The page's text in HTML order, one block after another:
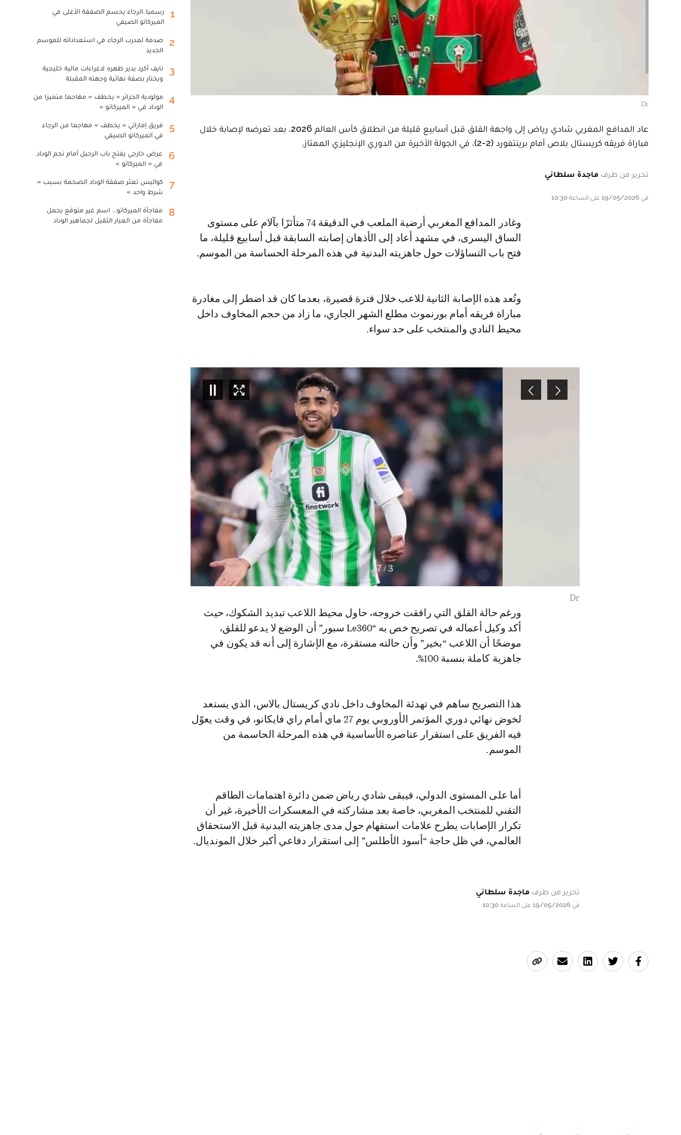
Dr
عاد المدافع المغربي شادي رياض إلى واجهة القلق قبل أسابيع قليلة من انطلاق كأس العالم 2026، بعد تعرضه لإصابة خلال
مباراة فريقه كريستال بلاص أمام برينتفورد (2-2)، في الجولة الأخيرة من الدوري الإنجليزي الممتاز.
تحرير من طرف ماجدة سلطاني
في 19/05/2026 على الساعة 10:30
وغادر المدافع المغربي أرضية الملعب في الدقيقة 74 متأثرًا بآلام على مستوى
الساق اليسرى، في مشهد أعاد إلى الأذهان إصابته السابقة قبل أسابيع قليلة، ما
فتح باب التساؤلات حول جاهزيته البدنية في هذه المرحلة الحساسة من الموسم.
وتُعد هذه الإصابة الثانية للاعب خلال فترة قصيرة، بعدما كان قد اضطر إلى مغادرة
مباراة فريقه أمام بورنموث مطلع الشهر الجاري، ما زاد من حجم المخاوف داخل
محيط النادي والمنتخب على حد سواء.
3
/
7
Dr
ورغم حالة القلق التي رافقت خروجه، حاول محيط اللاعب تبديد الشكوك، حيث
أكد وكيل أعماله في تصريح خص به “Le360 سبور” أن الوضع لا يدعو للقلق،
موضحًا أن اللاعب “بخير” وأن حالته مستقرة، مع الإشارة إلى أنه قد يكون في
جاهزية كاملة بنسبة 100%.
هذا التصريح ساهم في تهدئة المخاوف داخل نادي كريستال بالاس، الذي يستعد
لخوض نهائي دوري المؤتمر الأوروبي يوم 27 ماي أمام راي فايكانو، في وقت يعوّل
فيه الفريق على استقرار عناصره الأساسية في هذه المرحلة الحاسمة من
الموسم.
أما على المستوى الدولي، فيبقى شادي رياض ضمن دائرة اهتمامات الطاقم
التقني للمنتخب المغربي، خاصة بعد مشاركته في المعسكرات الأخيرة، غير أن
تكرار الإصابات يطرح علامات استفهام حول مدى جاهزيته البدنية قبل الاستحقاق
العالمي، في ظل حاجة “أسود الأطلس” إلى استقرار دفاعي أكبر خلال المونديال.
تحرير من طرف ماجدة سلطاني
في 19/05/2026 على الساعة 10:30
1
رسميا..الرجاء يحسم الصفقة الأغلى في
الميركاتو الصيفي
2
صدمة لمدرب الرجاء في استعداداته للموسم
الجديد
3
نايف أكرد يدير ظهره لاغراءات مالية خليجية
ويختار بصفة نهائية وجهته المقبلة
4
مولودية الجزائر « يخطف » مهاجما متميزا من
الوداد في « الميركاتو »
5
فريق إماراتي « يخطف » مهاجما من الرجاء
في الميركاتو الصيفي
6
عرض خارجي يفتح باب الرحيل أمام نجم الوداد
في « الميركاتو »
7
كواليس تعثر صفقة الوداد الضخمة بسبب «
شرط واحد »
8
مفاجأة الميركاتو... اسم غير متوقع يحمل
مفاجأة من العيار الثقيل لجماهير الوداد